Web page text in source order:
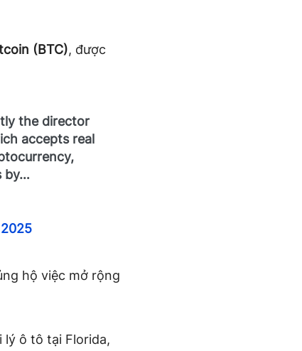
(BTC), được
the director
accepts real
by…
hộ việc mở rộng
lý ô tô tại Florida,